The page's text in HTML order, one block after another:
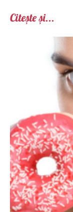
Citește și...